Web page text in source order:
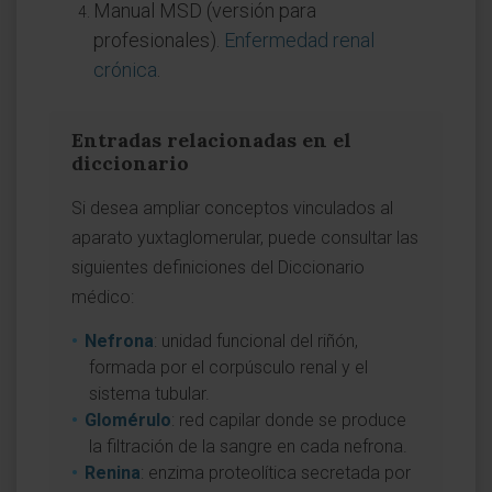
Manual MSD (versión para
profesionales). Enfermedad renal
crónica
Entradas relacionadas en el
diccionario
Si desea ampliar conceptos vinculados al
aparato yuxtaglomerular, puede consultar las
siguientes definiciones del Diccionario
médico:
Nefrona: unidad funcional del riñón,
formada por el corpúsculo renal y el
sistema tubular.
Glomérulo: red capilar donde se produce
la filtración de la sangre en cada nefrona.
Renina: enzima proteolítica secretada por